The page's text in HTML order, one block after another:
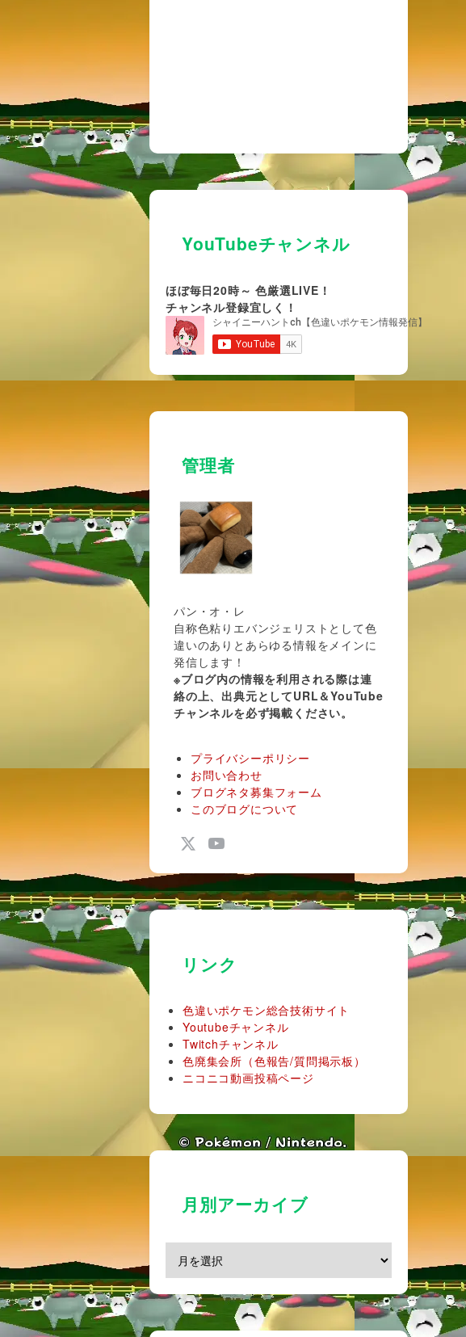
YouTubeチャンネル
ほぼ毎日20時～ 色厳選LIVE！
チャンネル登録宜しく！
管理者
パン・オ・レ
自称色粘りエバンジェリストとして色
違いのありとあらゆる情報をメインに
発信します！
※ブログ内の情報を利用される際は連
絡の上、出典元としてURL＆YouTube
チャンネルを必ず掲載ください。
プライバシーポリシー
お問い合わせ
ブログネタ募集フォーム
このブログについて
リンク
色違いポケモン総合技術サイト
Youtubeチャンネル
Twitchチャンネル
色廃集会所（色報告/質問掲示板）
ニコニコ動画投稿ページ
月別アーカイブ